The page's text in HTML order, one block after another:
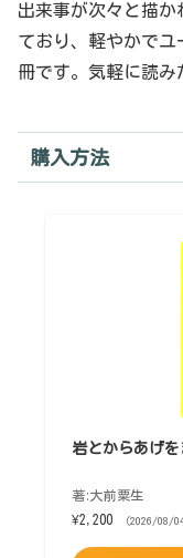
出来事が次々と描か
ており、軽やかで
冊です。気軽に読み
購入方法
岩とからあげ
著:大前粟生
¥2,200
（2026/08/